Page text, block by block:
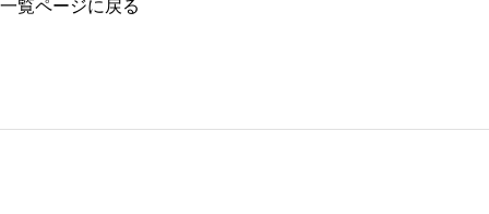
一覧ページに戻る